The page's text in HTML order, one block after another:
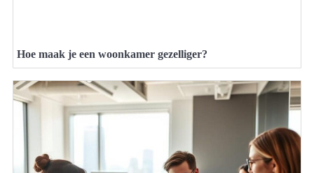
Hoe maak je een woonkamer gezelliger?